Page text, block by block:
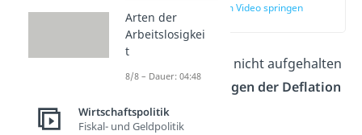
zur Stelle im Video springen
Wenn eine Deflation nicht aufgehalten
wird, können die
Folgen der Deflation
verheerend sein:
Arten der
Arbeitslosigkei
t
8/8 – Dauer: 04:48
Wirtschaftspolitik
Fiskal- und Geldpolitik